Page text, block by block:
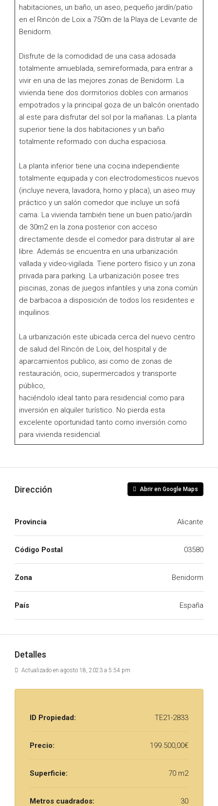
habitaciones, un baño, un aseo, pequeño jardín/patio
en el Rincón de Loix a 750m de la Playa de Levante de
Benidorm.
Disfrute de la comodidad de una casa adosada
totalmente amueblada, semireformada, para entrar a
vivir en una de las mejores zonas de Benidorm. La
vivienda tiene dos dormitorios dobles con armarios
empotrados y la principal goza de un balcón orientado
al este para disfrutar del sol por la mañanas. La planta
superior tiene la dos habitaciones y un baño
totalmente reformado con ducha espaciosa.
La planta inferior tiene una cocina independiente
totalmente equipada y con electrodomesticos nuevos
(incluye nevera, lavadora, horno y placa), un aseo muy
práctico y un salón comedor que incluye un sofá
cama. La vivienda también tiene un buen patio/jardín
de 30m2 en la zona posterior con acceso
directamente desde el comedor para distrutar al aire
libre. Además se encuentra en una urbanización
vallada y video-vigilada. Tiene portero físico y un zona
privada para parking. La urbanización posee tres
piscinas, zonas de juegos infantiles y una zona común
de barbacoa a disposición de todos los residentes e
inquilinos.
La urbanización este ubicada cerca del nuevo centro
de salud del Rincón de Loix, del hospital y de
aparcamientos publico, asi como de zonas de
restauración, ocio, supermercados y transporte
público,
haciéndolo ideal tanto para residencial como para
inversión en alquiler turístico. No pierda esta
excelente oportunidad tanto como inversión como
para vivienda residencial.
Dirección Abrir en Google Maps
Provincia Alicante
Código Postal 03580
Zona Benidorm
País España
Detalles
Actualizado en agosto 18, 2023 a 5:54 pm
ID Propiedad: TE21-2833
Precio: 199.500,00€
Superficie: 70 m2
Metros cuadrados: 30